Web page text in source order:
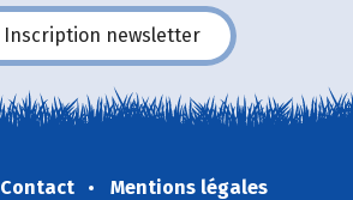
Inscription newsletter
Contact
Mentions légales